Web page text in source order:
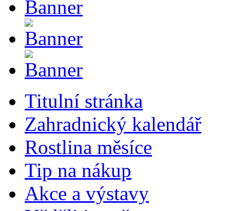
Titulní stránka
Zahradnický kalendář
Rostlina měsíce
Tip na nákup
Akce a výstavy